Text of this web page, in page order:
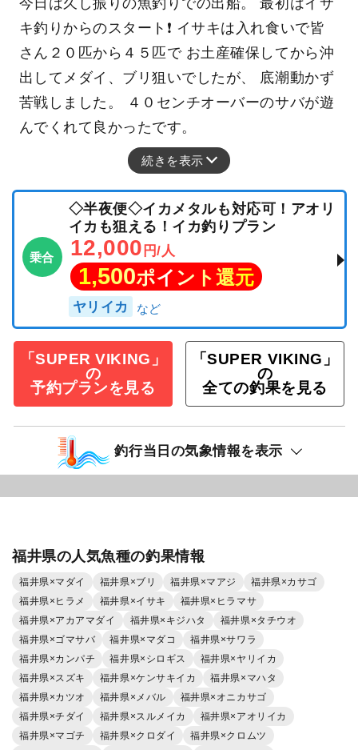
キ釣りからのスタート❗ イサキは入れ食いで皆
さん２０匹から４５匹で お土産確保してから沖
出してメダイ、ブリ狙いでしたが、 底潮動かず
苦戦しました。 ４０センチオーバーのサバが遊
んでくれて良かったです。
続きを表示
乗合
◇半夜便◇イカメタルも対応可！アオリ
イカも狙える！イカ釣りプラン
12,000 円/人
1,500ポイント還元
ヤリイカ
「SUPER VIKING」
の
予約プランを見る
「SUPER VIKING」
の
全ての釣果を見る
釣行当日の気象情報を表示
福井県の人気魚種の釣果情報
福井県×マダイ 福井県×ブリ 福井県×マアジ
福井県×カサゴ
福井県×ヒラメ
福井県×イサキ
福井県×ヒラマサ
福井県×アカアマダイ
福井県×キジハタ
福井県×タチウオ
福井県×ゴマサバ
福井県×マダコ
福井県×サワラ
福井県×カンパチ
福井県×シロギス
福井県×ヤリイカ
福井県×スズキ
福井県×ケンサキイカ
福井県×マハタ
福井県×カツオ
福井県×メバル
福井県×オニカサゴ
福井県×チダイ
福井県×スルメイカ
福井県×アオリイカ
福井県×マゴチ
福井県×クロダイ
福井県×クロムツ